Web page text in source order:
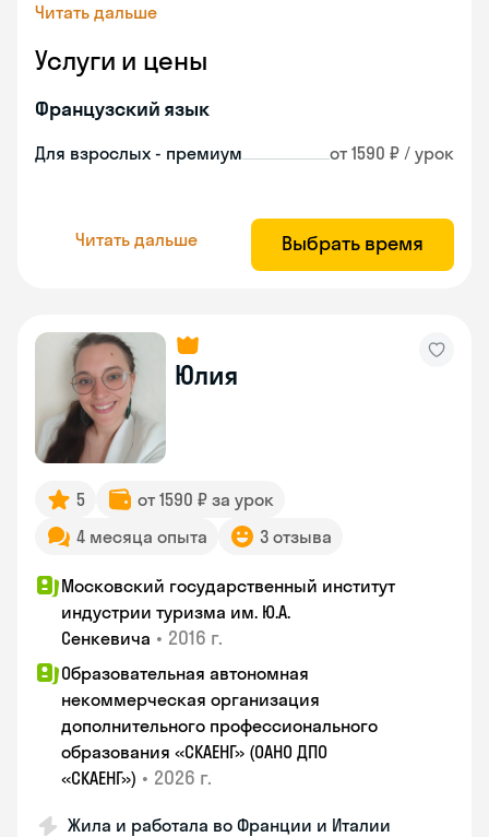
Читать дальше
Услуги и цены
Французский язык
Для взрослых - премиум от 1590 ₽ / урок
Читать дальше Выбрать время
Юлия
5
от 1590 ₽ за урок
4 месяца опыта
3 отзыва
Московский государственный институт
индустрии туризма им. Ю.А.
Сенкевича • 2016 г.
Образовательная автономная
некоммерческая организация
дополнительного профессионального
образования «СКАЕНГ» (ОАНО ДПО
«СКАЕНГ») • 2026 г.
Жила и работала во Франции и Италии